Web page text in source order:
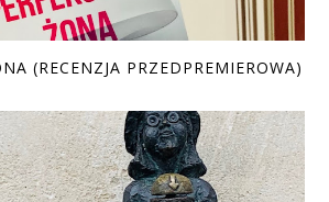
(RECENZJA PRZEDPREMIEROWA)